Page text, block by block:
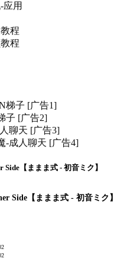
应用
程
程
梯子 [广告1]
子 [广告2]
聊天 [广告3]
-成人聊天 [广告4]
Side【ままま式 - 初音ミク】
Side【ままま式 - 初音ミク】